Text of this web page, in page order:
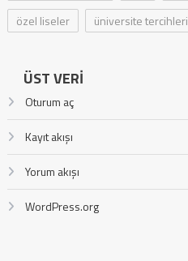
özel liseler
üniversite tercihleri
ÜST VERI
Oturum aç
Kayıt akışı
Yorum akışı
WordPress.org